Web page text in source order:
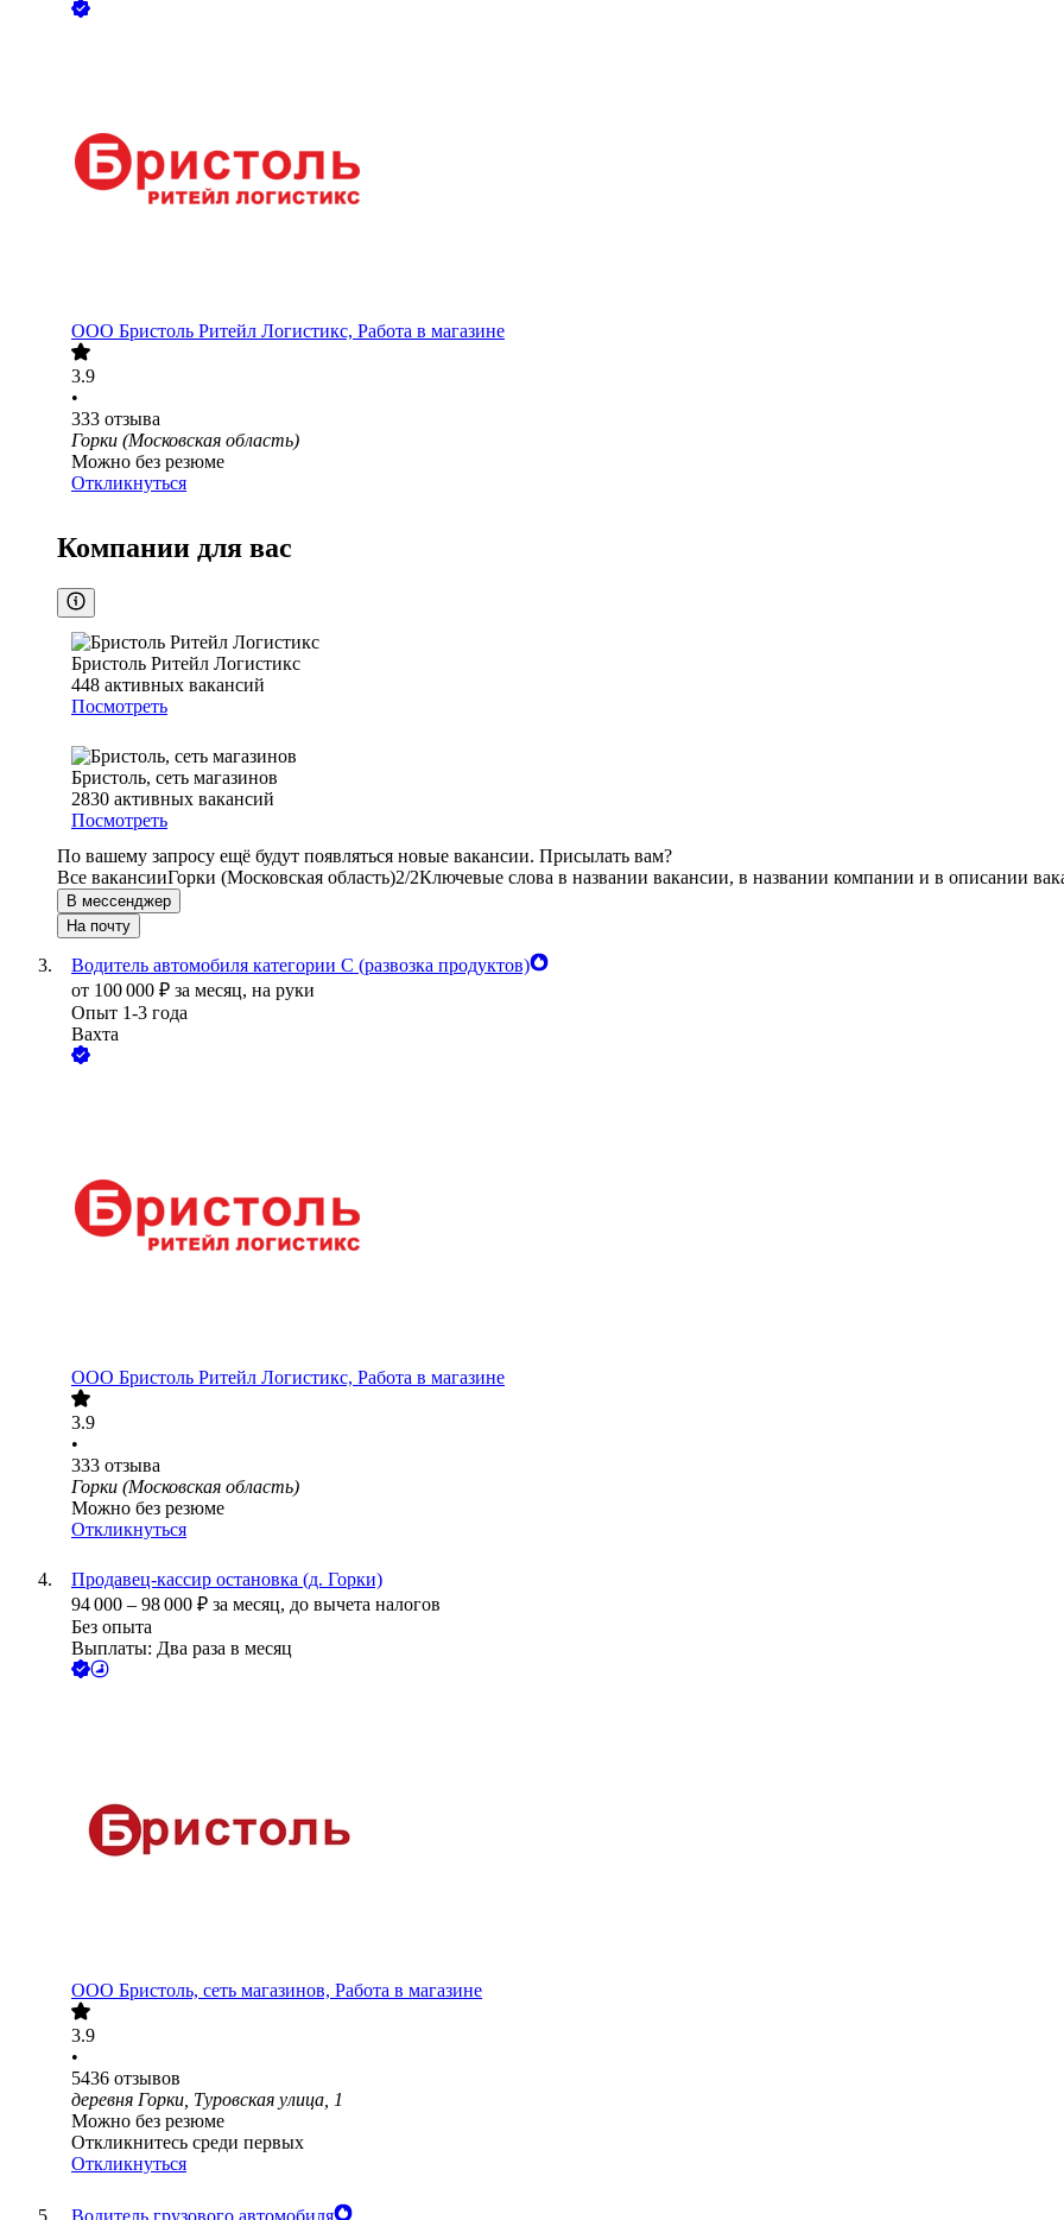
ООО Бристоль Ритейл Логистикс, Работа в магазине
3.9
•
333 отзыва
Горки (Московская область)
Можно без резюме
Откликнуться
Компании для вас
Бристоль Ритейл Логистикс
448 активных вакансий
Посмотреть
Бристоль, сеть магазинов
2830 активных вакансий
Посмотреть
По вашему запросу ещё будут появляться новые вакансии. Присылать вам?
Все вакансииГорки (Московская область)2/2Ключевые слова в названии вакансии, в названии компании и в описании
В мессенджер
На почту
Водитель автомобиля категории C (развозка продуктов)
от 100 000 ₽ за месяц, на руки
Опыт 1-3 года
Вахта
ООО Бристоль Ритейл Логистикс, Работа в магазине
3.9
•
333 отзыва
Горки (Московская область)
Можно без резюме
Откликнуться
Продавец-кассир остановка (д. Горки)
94 000 – 98 000 ₽ за месяц, до вычета налогов
Без опыта
Выплаты: Два раза в месяц
ООО Бристоль, сеть магазинов, Работа в магазине
3.9
•
5436 отзывов
деревня Горки, Туровская улица, 1
Можно без резюме
Откликнитесь среди первых
Откликнуться